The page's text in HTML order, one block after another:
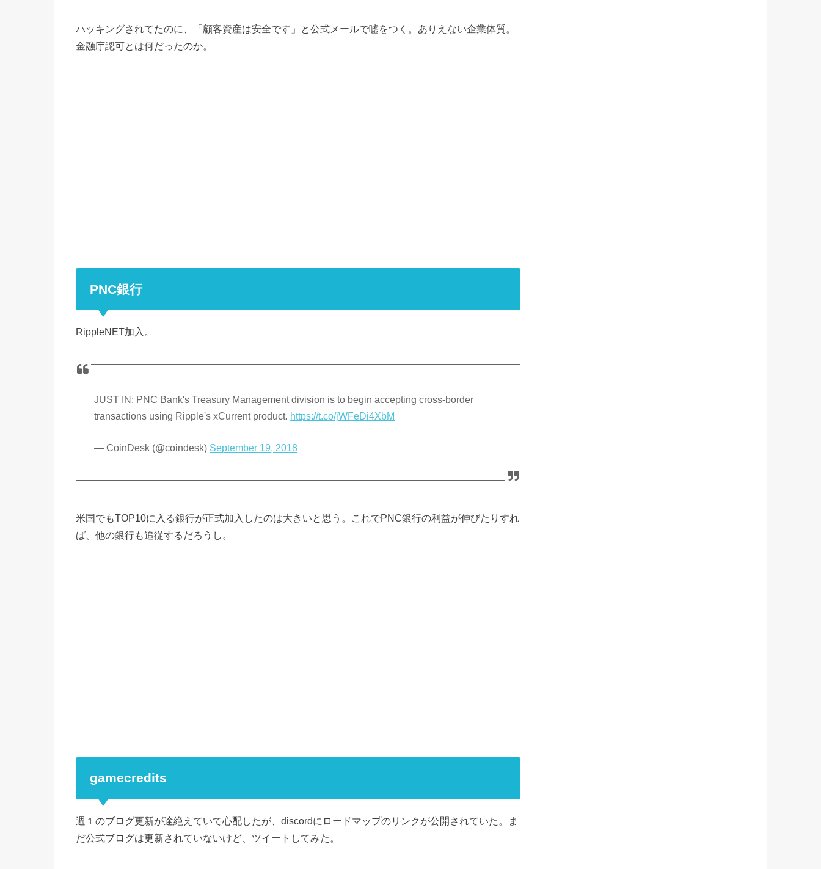
ハッキングされてたのに、「顧客資産は安全です」と公式メールで嘘をつく。ありえない企業体質。
金融庁認可とは何だったのか。
PNC銀行
RippleNET加入。
JUST IN: PNC Bank's Treasury Management division is to begin accepting cross-border
transactions using Ripple's xCurrent product. https://t.co/jWFeDi4XbM
— CoinDesk (@coindesk) September 19, 2018
米国でもTOP10に入る銀行が正式加入したのは大きいと思う。これでPNC銀行の利益が伸びたりすれ
ば、他の銀行も追従するだろうし。
gamecredits
週１のブログ更新が途絶えていて心配したが、discordにロードマップのリンクが公開されていた。ま
だ公式ブログは更新されていないけど、ツイートしてみた。